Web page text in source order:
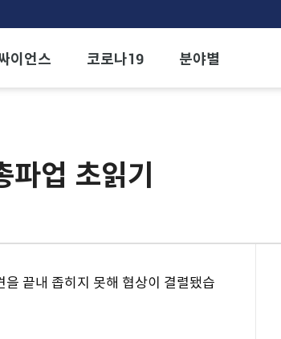
이언스 코로나19 분야별
업 초읽기
끝내 좁히지 못해 협상이 결렬됐습